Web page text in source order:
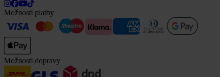
Možnosti platby
Možnosti dopravy